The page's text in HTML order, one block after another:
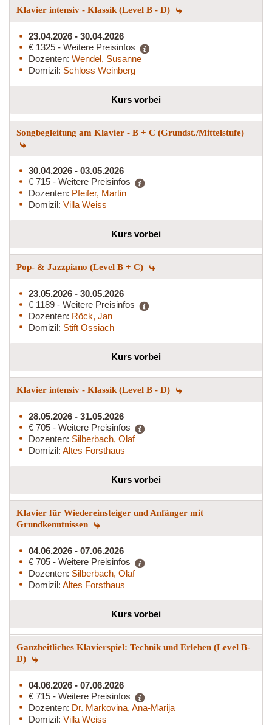
Klavier intensiv - Klassik (Level B - D)
23.04.2026 - 30.04.2026
€ 1325 - Weitere Preisinfos
Dozenten: Wendel, Susanne
Domizil: Schloss Weinberg
Kurs vorbei
Songbegleitung am Klavier - B + C (Grundst./Mittelstufe)
30.04.2026 - 03.05.2026
€ 715 - Weitere Preisinfos
Dozenten: Pfeifer, Martin
Domizil: Villa Weiss
Kurs vorbei
Pop- & Jazzpiano (Level B + C)
23.05.2026 - 30.05.2026
€ 1189 - Weitere Preisinfos
Dozenten: Röck, Jan
Domizil: Stift Ossiach
Kurs vorbei
Klavier intensiv - Klassik (Level B - D)
28.05.2026 - 31.05.2026
€ 705 - Weitere Preisinfos
Dozenten: Silberbach, Olaf
Domizil: Altes Forsthaus
Kurs vorbei
Klavier für Wiedereinsteiger und Anfänger mit
Grundkenntnissen
04.06.2026 - 07.06.2026
€ 705 - Weitere Preisinfos
Dozenten: Silberbach, Olaf
Domizil: Altes Forsthaus
Kurs vorbei
Ganzheitliches Klavierspiel: Technik und Erleben (Level B-
D)
04.06.2026 - 07.06.2026
€ 715 - Weitere Preisinfos
Dozenten: Dr. Markovina, Ana-Marija
Domizil: Villa Weiss